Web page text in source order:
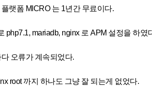
랫폼 MICRO 는 1년간 무료이다.
php7.1, mariadb, nginx 로 APM 설정을 하였
오류가 계속되었다.
root 까지 하나도 그냥 잘 되는게 없었다.